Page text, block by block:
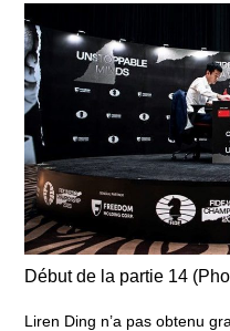
Début de la partie 14
Liren Ding n’a pas obtenu